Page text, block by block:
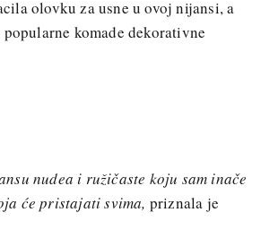
olovku za usne u ovoj nijansi, a
komade dekorativne
nudea i ružičaste koju sam inače
će pristajati svima, priznala je